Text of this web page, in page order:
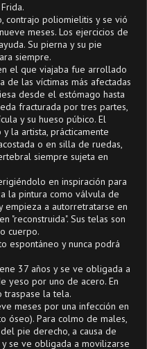
contrajo poliomielitis y se vió
meses. Los ejercicios de
Su pierna y su pie
siempre.
el que viajaba fue arrollado
de las víctimas más afectadas
desde el estómago hasta
fracturada por tres partes,
y su hueso púbico. El
la artista, prácticamente
o en silla de ruedas,
siempre sujeta en
en inspiración para
la pintura como válvula de
empieza a autorretratarse en
"reconstruida". Sus telas son
cuerpo.
espontáneo y nunca podrá
37 años y se ve obligada a
yeso por uno de acero. En
traspase la tela.
meses por una infección en
óseo). Para colmo de males,
pie derecho, a causa de
se ve obligada a movilizarse